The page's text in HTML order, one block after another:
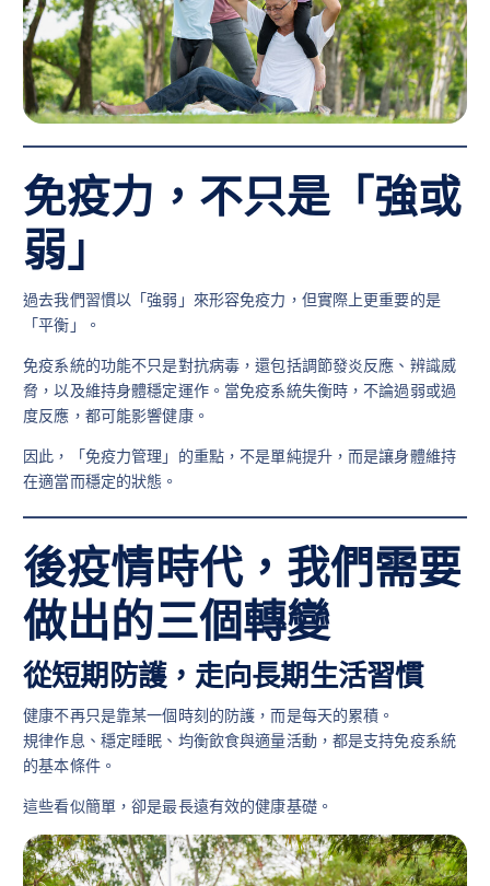
免疫力，不只是「強或
弱」
過去我們習慣以「強弱」來形容免疫力，但實際上更重要的是
「平衡」。
免疫系統的功能不只是對抗病毒，還包括調節發炎反應、辨識威
脅，以及維持身體穩定運作。當免疫系統失衡時，不論過弱或過
度反應，都可能影響健康。
因此，「免疫力管理」的重點，不是單純提升，而是讓身體維持
在適當而穩定的狀態。
後疫情時代，我們需要
做出的三個轉變
從短期防護，走向長期生活習慣
健康不再只是靠某一個時刻的防護，而是每天的累積。
規律作息、穩定睡眠、均衡飲食與適量活動，都是支持免疫系統
的基本條件。
這些看似簡單，卻是最長遠有效的健康基礎。